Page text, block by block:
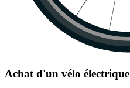
Achat d'un vélo électrique